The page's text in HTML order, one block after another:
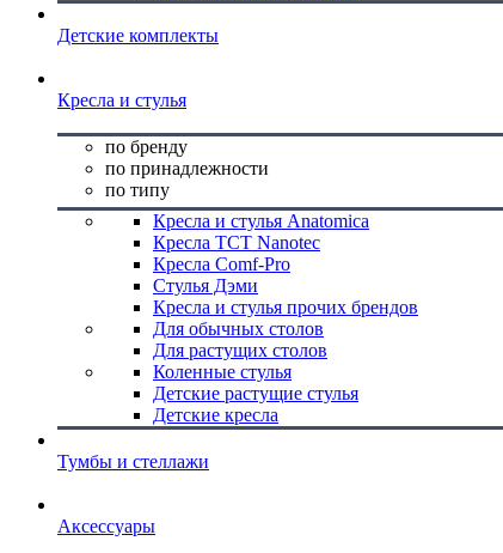
Детские комплекты
Кресла и стулья
по бренду
по принадлежности
по типу
Кресла и стулья Anatomica
Кресла TCT Nanotec
Кресла Comf-Pro
Стулья Дэми
Кресла и стулья прочих брендов
Для обычных столов
Для растущих столов
Коленные стулья
Детские растущие стулья
Детские кресла
Тумбы и стеллажи
Аксессуары